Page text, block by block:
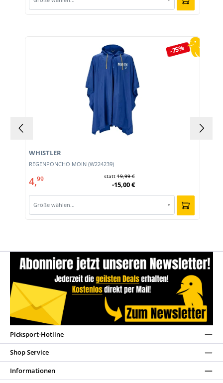
-75%
REGENPONCHO MOIN (W224239)
WHISTLER
4,99 statt19,99 €
-15,00 €
Größe wählen… ▾
Picksport-Hotline
Shop Service
Informationen